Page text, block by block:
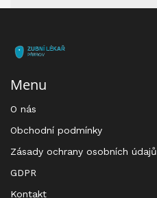
Menu
O nás
Obchodní podmínky
Zásady ochrany osobních údajů
GDPR
Kontakt